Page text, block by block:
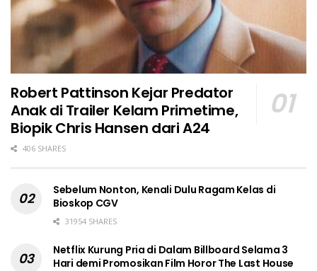
Robert Pattinson Kejar Predator
Anak di Trailer Kelam Primetime,
Biopik Chris Hansen dari A24
406 SHARES
Sebelum Nonton, Kenali Dulu Ragam Kelas di
Bioskop CGV
31954 SHARES
Netflix Kurung Pria di Dalam Billboard Selama 3
Hari demi Promosikan Film Horor The Last House